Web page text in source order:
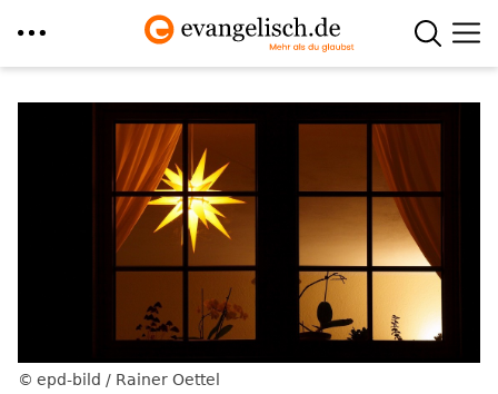
epd-bild / Rainer Oettel